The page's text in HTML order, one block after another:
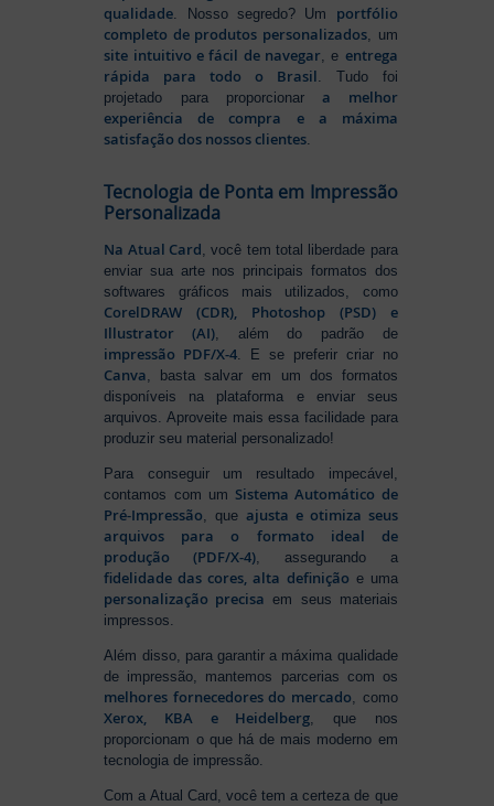
qualidade . Nosso segredo? Um portfólio
completo de produtos personalizados , um
site intuitivo e fácil de navegar , e entrega
rápida para todo o Brasil . Tudo foi
projetado para proporcionara melhor
experiência de compra e a máxima
satisfação dos nossos clientes
Tecnologia de Ponta em Impressão
Personalizada
Na Atual Card, você tem total liberdade para
enviar sua arte nos principais formatos dos
softwares gráficos mais utilizados, como
CorelDRAW (CDR), Photoshop (PSD) e
Illustrator (AI), além do padrão de
impressão PDF/X-4. E se preferir criar no
Canva, basta salvar em um dos formatos
disponíveis na plataforma e enviar seus
arquivos. Aproveite mais essa facilidade para
produzir seu material personalizado!
Para conseguir um resultado impecável,
contamos com um Sistema Automático de
Pré-Impressão, queajusta e otimiza seus
arquivos para o formato ideal de
produção (PDF/X-4), assegurando a
fidelidade das cores, alta definição e uma
personalização precisa em seus materiais
impressos.
Além disso, para garantir a máxima qualidade
de impressão, mantemos parcerias com os
melhores fornecedores do mercado, como
Xerox, KBA e Heidelberg, que nos
proporcionam o que há de mais moderno em
tecnologia de impressão.
Com a Atual Card, você tem a certeza de que